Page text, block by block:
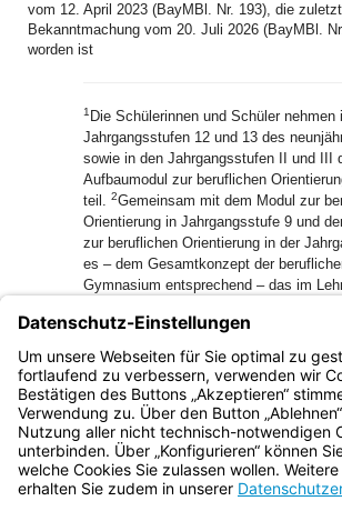
vom 12. April 2023 (BayMBl. Nr. 193), die
Bekanntmachung vom 20. Juli 2026 (BayMBl.
worden ist
1 Die Schülerinnen und Schüler nehmen
Jahrgangsstufen 12 und 13 des
sowie in den Jahrgangsstufen II und III
Aufbaumodul zur beruflichen
teil. 2Gemeinsam mit dem Modul zur
Orientierung in Jahrgangsstufe 9 und
zur beruflichen Orientierung in der
es – dem Gesamtkonzept der
Gymnasium entsprechend – das im
Erziehungsziel der beruflichen
3Das Bayerische Staatsministerium für
Kultus legt hierzu Folgendes fest:
Bayern.de
BayernPortal